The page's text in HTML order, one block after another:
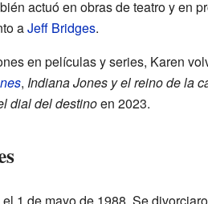
actuó en obras de teatro y en
aJeff Bridges.
en películas y series, Karen
, Indiana Jones y el reino de la
dial del destinoen 2023.